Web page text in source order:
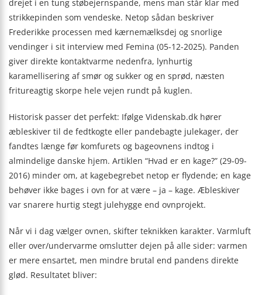
drejet i en tung støbejernspande, mens man står klar med
strikkepinden som vendeske. Netop sådan beskriver
Frederikke processen med kærnemælksdej og snorlige
vendinger i sit interview med Femina (05-12-2025). Panden
giver direkte kontaktvarme nedenfra, lynhurtig
karamellisering af smør og sukker og en sprød, næsten
fritureagtig skorpe hele vejen rundt på kuglen.
Historisk passer det perfekt: Ifølge Videnskab.dk hører
æbleskiver til de fedtkogte eller pandebagte julekager, der
fandtes længe før komfurets og bageovnens indtog i
almindelige danske hjem. Artiklen “Hvad er en kage?” (29-09-
2016) minder om, at kagebegrebet netop er flydende; en kage
behøver ikke bages i ovn for at være – ja – kage. Æbleskiver
var snarere hurtig stegt julehygge end ovnprojekt.
Når vi i dag vælger ovnen, skifter teknikken karakter. Varmluft
eller over/undervarme omslutter dejen på alle sider: varmen
er mere ensartet, men mindre brutal end pandens direkte
glød. Resultatet bliver: